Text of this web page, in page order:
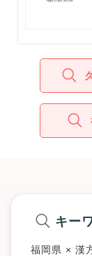
キー
福岡県 × 漢